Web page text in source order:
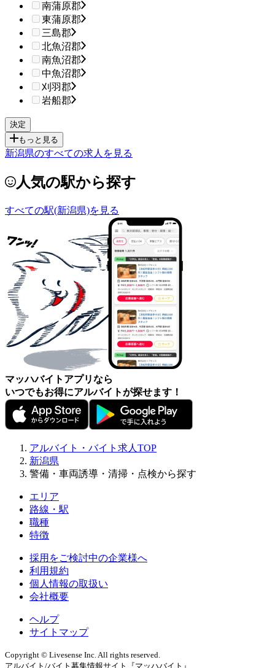
南蒲原郡
東蒲原郡
三島郡
北魚沼郡
南魚沼郡
中魚沼郡
刈羽郡
岩船郡
もっと見る
新潟県のすべての求人を見る
人気の駅から探す
すべての駅(新潟県)を見る
マッハバイトアプリなら
いつでもお得にアルバイトが探せます！
アルバイト・バイト求人TOP
新潟県
警備・車両誘導・清掃・点検から探す
エリア
路線・駅
職種
特徴
採用をご検討中の企業様へ
利用規約
個人情報の取扱い
会社概要
ヘルプ
サイトマップ
Copyright © Livesense Inc. All rights reserved.
アルバイト/バイト募集情報サイト『マッハバイト』